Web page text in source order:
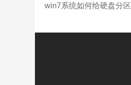
win7系统如何给硬盘分区